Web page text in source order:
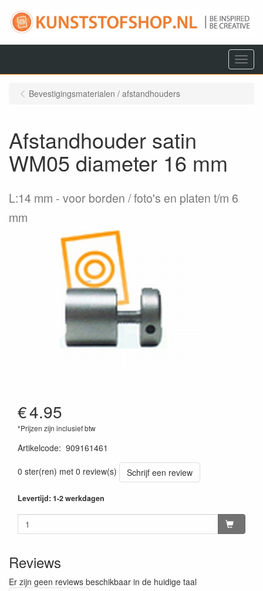
Menu
Bevestigingsmaterialen / afstandhouders
Afstandhouder satin
WM05 diameter 16 mm
L:14 mm
voor borden / foto's en platen t/m 6
mm
€4.95
*Prijzen zijn inclusief btw
Artikelcode: 909161461
0 ster(ren) met 0 review(s)
Schrijf een review
Levertijd: 1-2 werkdagen
Reviews
Er zijn geen reviews beschikbaar in de huidige taal